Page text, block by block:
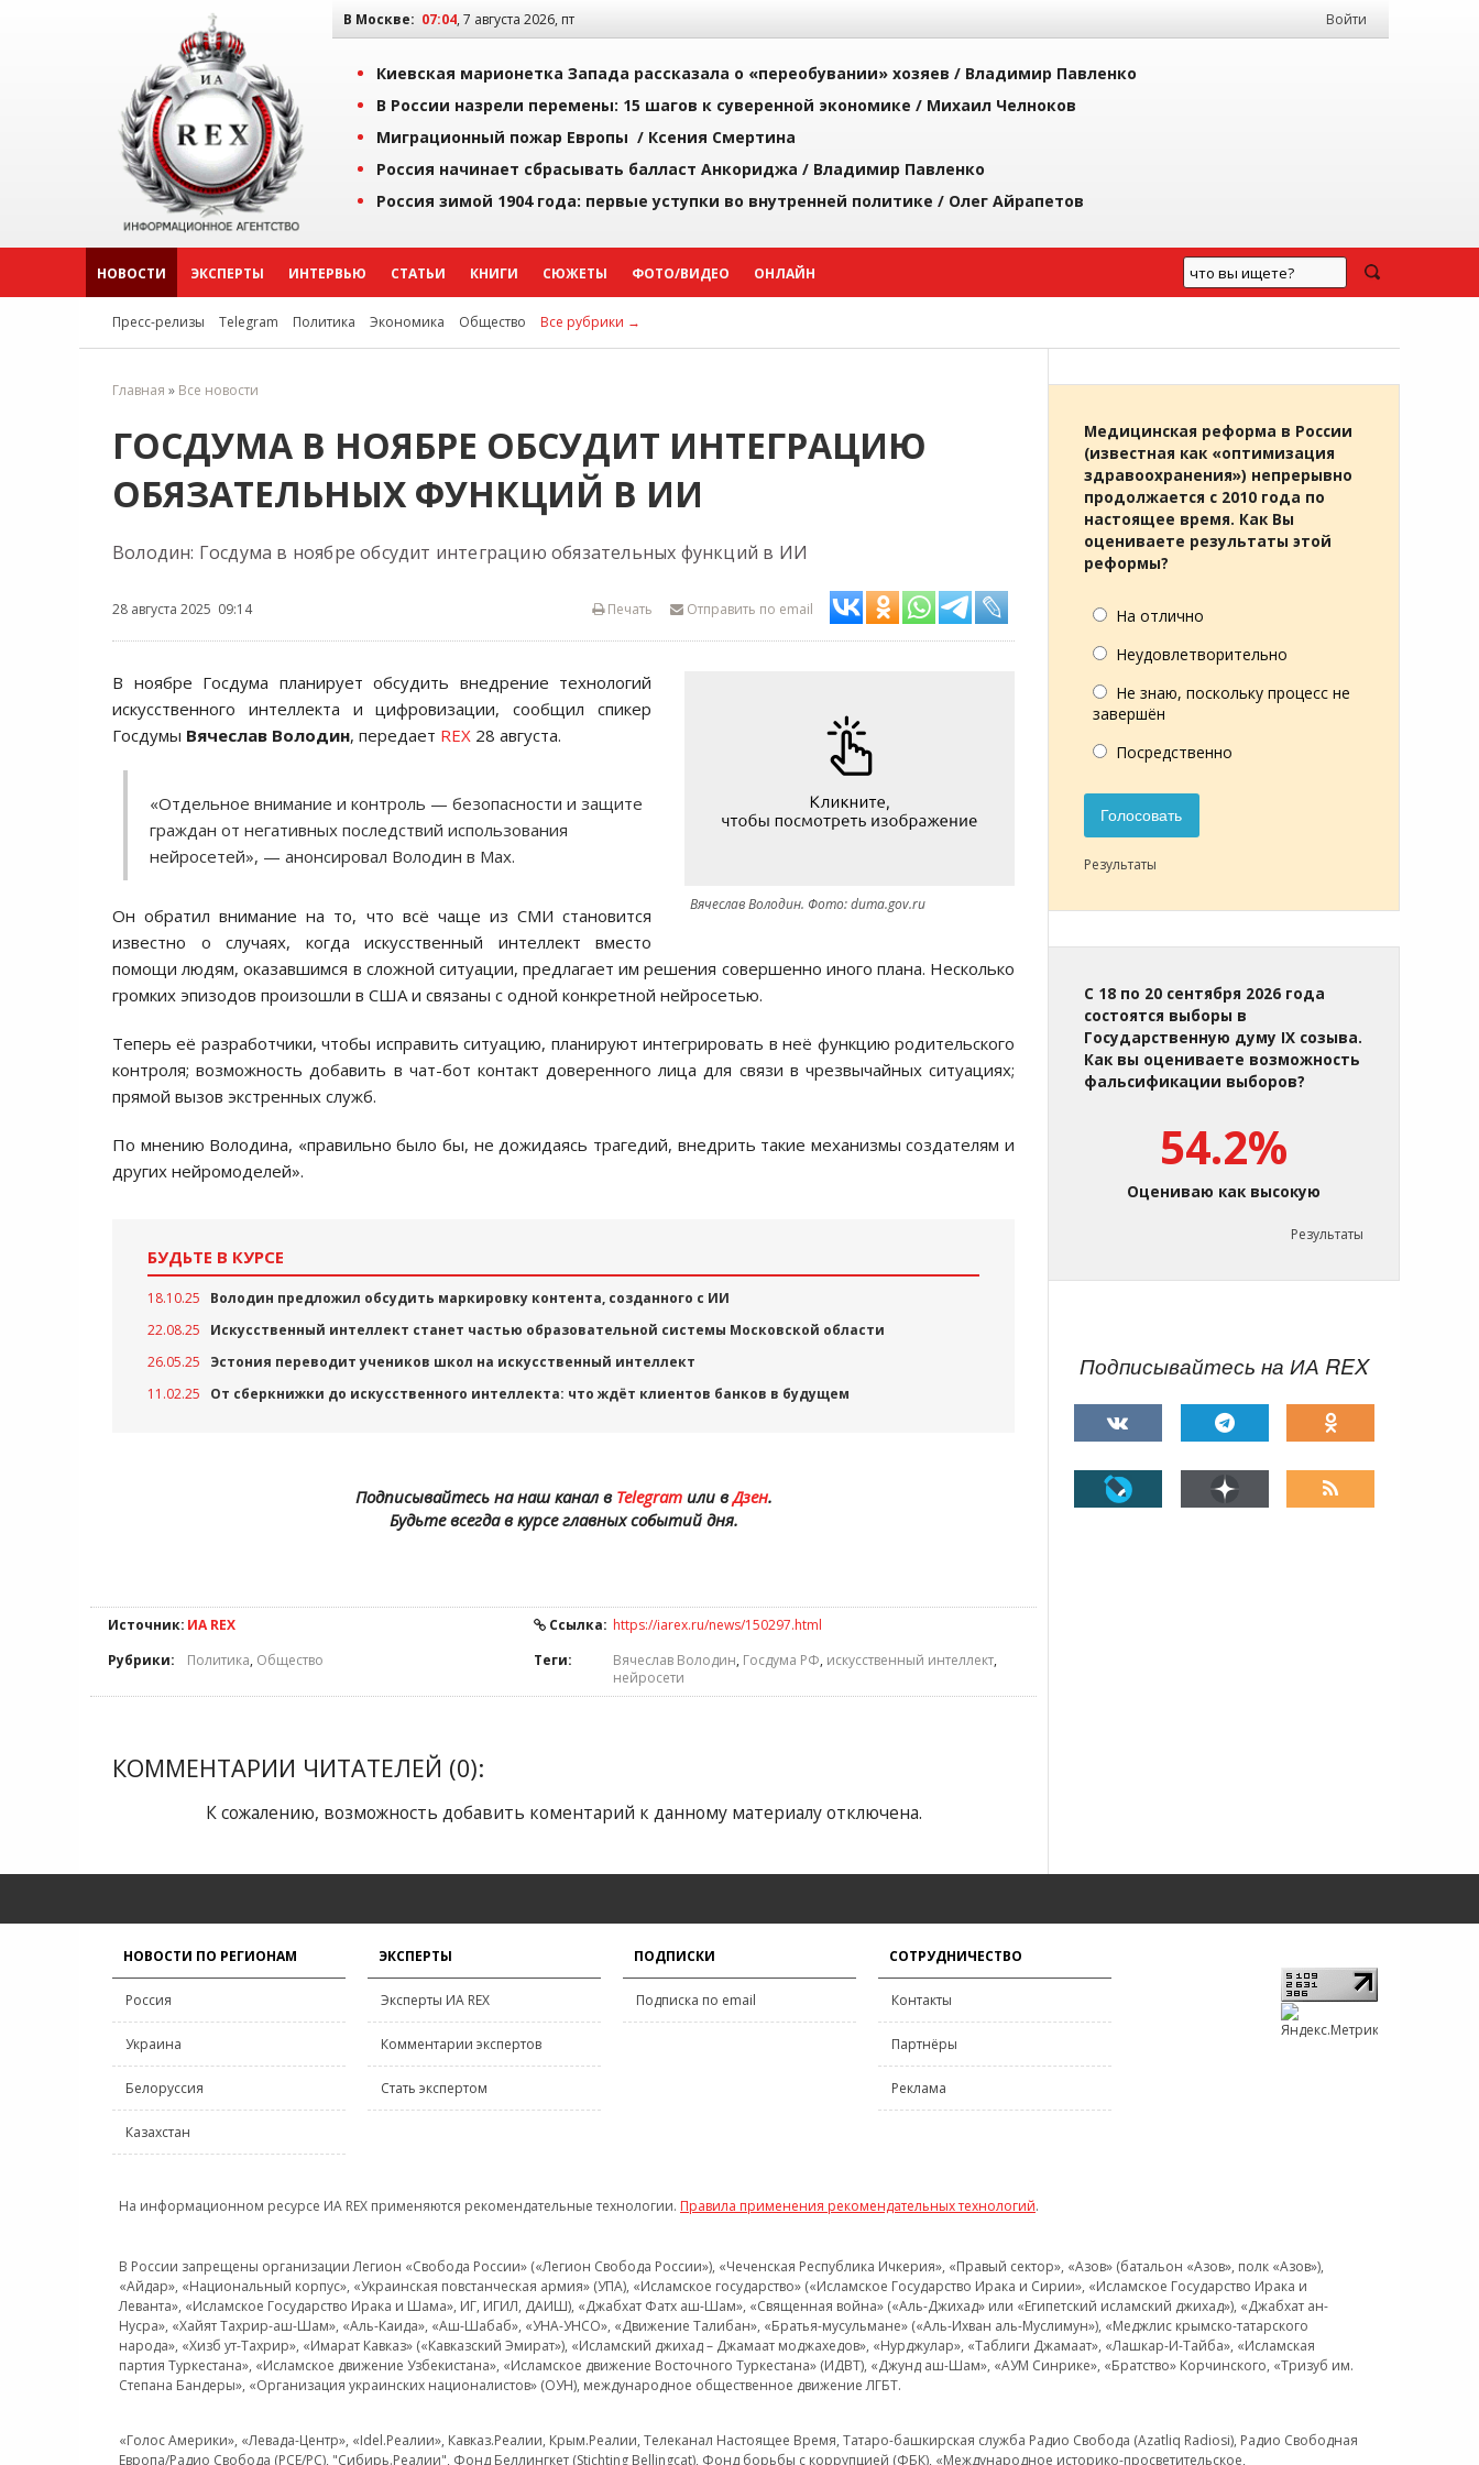
В Москве: 07:04, 7 августа 2026, пт Войти
Киевская марионетка Запада рассказала о «переобувании» хозяев / Владимир Павленко
В России назрели перемены: 15 шагов к суверенной экономике / Михаил Челноков
Миграционный пожар Европы / Ксения Смертина
Россия начинает сбрасывать балласт Анкориджа / Владимир Павленко
Россия зимой 1904 года: первые уступки во внутренней политике / Олег Айрапетов
НОВОСТИ ЭКСПЕРТЫ ИНТЕРВЬЮ СТАТЬИ КНИГИ СЮЖЕТЫ ФОТО/ВИДЕО ОНЛАЙН
Пресс-релизы Telegram Политика Экономика Общество Все рубрики →
Главная » Все новости
ГОСДУМА В НОЯБРЕ ОБСУДИТ ИНТЕГРАЦИЮ
ОБЯЗАТЕЛЬНЫХ ФУНКЦИЙ В ИИ
Володин: Госдума в ноябре обсудит интеграцию обязательных функций в ИИ
28 августа 2025 09:14 Отправить по email
Печать
Вячеслав Володин. Фото: duma.gov.ru
В ноябре Госдума планирует обсудить внедрение технологий
искусственного интеллекта и цифровизации, сообщил спикер
Госдумы Вячеслав Володин, передает REX 28 августа.
«Отдельное внимание и контроль — безопасности и защите
граждан от негативных последствий использования
нейросетей», — анонсировал Володин в Max.
Он обратил внимание на то, что всё чаще из СМИ становится
известно о случаях, когда искусственный интеллект вместо
помощи людям, оказавшимся в сложной ситуации, предлагает им решения совершенно иного плана. Несколько
громких эпизодов произошли в США и связаны с одной конкретной нейросетью.
Теперь её разработчики, чтобы исправить ситуацию, планируют интегрировать в неё функцию родительского
контроля; возможность добавить в чат-бот контакт доверенного лица для связи в чрезвычайных ситуациях;
прямой вызов экстренных служб.
По мнению Володина, «правильно было бы, не дожидаясь трагедий, внедрить такие механизмы создателям и
других нейромоделей».
БУДЬТЕ В КУРСЕ
18.10.25
Володин предложил обсудить маркировку контента, созданного с ИИ
22.08.25
Искусственный интеллект станет частью образовательной системы Московской области
26.05.25
Эстония переводит учеников школ на искусственный интеллект
11.02.25
От сберкнижки до искусственного интеллекта: что ждёт клиентов банков в будущем
Подписывайтесь на наш канал в Telegramили вДзен.
Будьте всегда в курсе главных событий дня.
Источник: ИА REX Ссылка: https://iarex.ru/news/150297.html
Рубрики:
Политика, Общество Теги: Вячеслав Володин, Госдума РФ, искусственный интеллект,
нейросети
КОММЕНТАРИИ ЧИТАТЕЛЕЙ (0):
К сожалению, возможность добавить коментарий к данному материалу отключена.
Медицинская реформа в России
(известная как «оптимизация
здравоохранения») непрерывно
продолжается с 2010 года по
настоящее время. Как Вы
оцениваете результаты этой
реформы?
На отлично
Неудовлетворительно
Не знаю, поскольку процесс не
завершён
Посредственно
Голосовать
Результаты
С 18 по 20 сентября 2026 года
состоятся выборы в
Государственную думу IX созыва.
Как вы оцениваете возможность
фальсификации выборов?
54.2%
Оцениваю как высокую
Результаты
Подписывайтесь на ИА REX
НОВОСТИ ПО РЕГИОНАМ
Россия
Украина
Белоруссия
Казахстан
ЭКСПЕРТЫ
Эксперты ИА REX
Комментарии экспертов
Стать экспертом
ПОДПИСКИ
Подписка по email
СОТРУДНИЧЕСТВО
Контакты
Партнёры
Реклама
На информационном ресурсе ИА REX применяются рекомендательные технологии. Правила применения рекомендательных технологий.
В России запрещены организации Легион «Свобода России» («Легион Свобода России»), «Чеченская Республика Ичкерия», «Правый сектор», «Азов» (батальон «Азов», полк «Азов»),
«Айдар», «Национальный корпус», «Украинская повстанческая армия» (УПА), «Исламское государство» («Исламское Государство Ирака и Сирии», «Исламское Государство Ирака и
Леванта», «Исламское Государство Ирака и Шама», ИГ, ИГИЛ, ДАИШ), «Джабхат Фатх аш-Шам», «Священная война» («Аль-Джихад» или «Египетский исламский джихад»), «Джабхат ан-
Нусра», «Хайят Тахрир-аш-Шам», «Аль-Каида», «Аш-Шабаб», «УНА-УНСО», «Движение Талибан», «Братья-мусульмане» («Аль-Ихван аль-Муслимун»), «Меджлис крымско-татарского
народа», «Хизб ут-Тахрир», «Имарат Кавказ» («Кавказский Эмират»), «Исламский джихад – Джамаат моджахедов», «Нурджулар», «Таблиги Джамаат», «Лашкар-И-Тайба», «Исламская
партия Туркестана», «Исламское движение Узбекистана», «Исламское движение Восточного Туркестана» (ИДВТ), «Джунд аш-Шам», «АУМ Синрике», «Братство» Корчинского, «Тризуб им.
Степана Бандеры», «Организация украинских националистов» (ОУН), международное общественное движение ЛГБТ.
«Голос Америки», «Левада-Центр», «Idel.Реалии», Кавказ.Реалии, Крым.Реалии, Телеканал Настоящее Время, Татаро-башкирская служба Радио Свобода (Azatliq Radiosi), Радио Свободная
Европа/Радио Свобода (PCE/PC), "Сибирь.Реалии", Фонд Беллингкет (Stichting Bellingcat), Фонд борьбы с коррупцией (ФБК), «Международное историко-просветительское,